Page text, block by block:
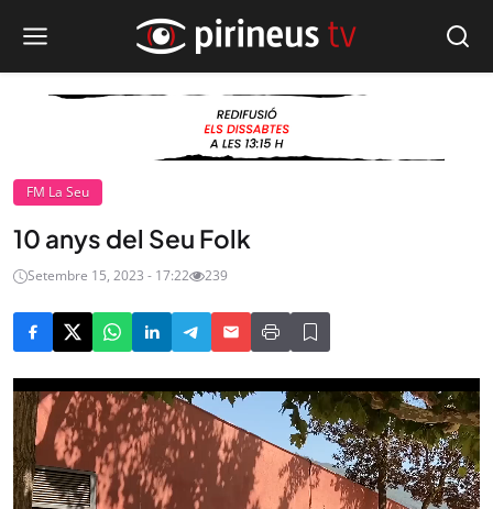
FM La Seu
10 anys del Seu Folk
Setembre 15, 2023 - 17:22 239